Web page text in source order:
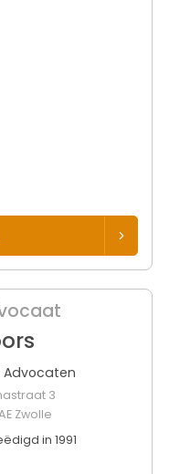
Advocaten
3
Zwolle
in 1991